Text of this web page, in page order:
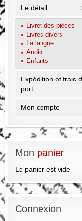
Le détail :
Livret des pièces
Livres divers
La langue
Audio
Enfants
Expédition et frais
port
Mon compte
Mon panier
Le panier est vide
Connexion